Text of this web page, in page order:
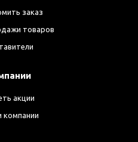
заказ
товаров
акции
компании